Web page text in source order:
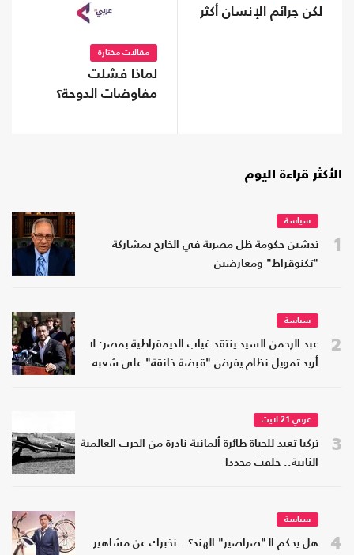
لكن جرائم الإنسان أكثر
مقالات مختارة
لماذا فشلت
مفاوضات الدوحة؟
الأكثر قراءة اليوم
1
سياسة
تدشين حكومة ظل مصرية في الخارج بمشاركة
"تكنوقراط" ومعارضين
2
سياسة
عبد الرحمن السيد ينتقد غياب الديمقراطية بمصر: لا
أريد تمويل نظام يفرض "قبضة خانقة" على شعبه
3
عربي 21 لايت
تركيا تعيد للحياة طائرة ألمانية نادرة من الحرب العالمية
الثانية.. حلقت مجددا
4
سياسة
هل يحكم الـ"صراصير" الهند؟.. نخبرك عن مشاهير